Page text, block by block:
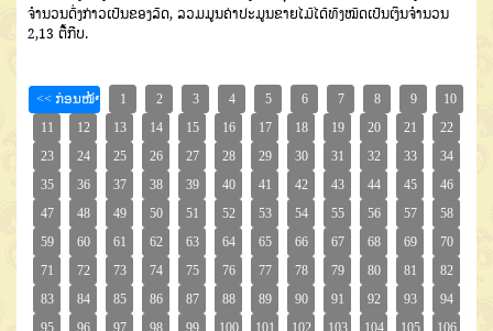
ຈຳນວນດັ່ງກ່າວເປັນຂອງລັດ, ລວມມູນຄ່າປະມູນຂາຍໄມ້ໄດ້ທັງໝົດເປັນເງິນຈຳນວນ
2,13 ຕື້ກີບ.